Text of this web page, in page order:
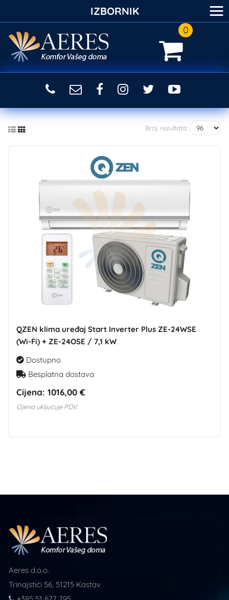
0
Broj rezultata:
QZEN klima uređaj Start Inverter Plus ZE-24WSE
(Wi-Fi) + ZE-24OSE / 7,1 kW
Dostupno
Besplatna dostava
Cijena: 1016,00 €
Cijena uključuje PDV.
Aeres d.o.o.
Trinajstići 56, 51215 Kastav
IZBORNIK ≡